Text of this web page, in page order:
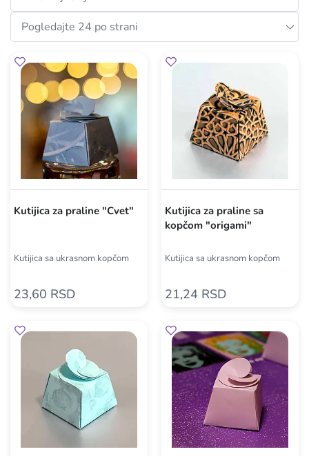
Kutijica za praline "Cvet"
Kutijica sa ukrasnom kopčom
23,60 RSD
Kutijica za praline sa
kopčom "origami"
Kutijica sa ukrasnom kopčom
21,24 RSD